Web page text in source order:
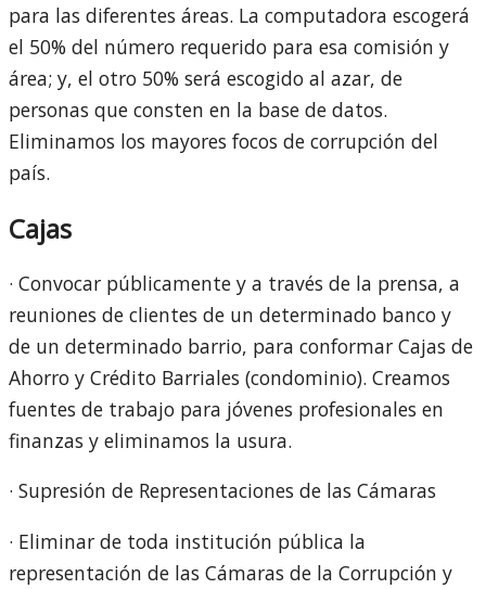
para las diferentes áreas. La computadora escogerá
el 50% del número requerido para esa comisión y
área; y, el otro 50% será escogido al azar, de
personas que consten en la base de datos.
Eliminamos los mayores focos de corrupción del
país.
Cajas
· Convocar públicamente y a través de la prensa, a
reuniones de clientes de un determinado banco y
de un determinado barrio, para conformar Cajas de
Ahorro y Crédito Barriales (condominio). Creamos
fuentes de trabajo para jóvenes profesionales en
finanzas y eliminamos la usura.
· Supresión de Representaciones de las Cámaras
· Eliminar de toda institución pública la
representación de las Cámaras de la Corrupción y